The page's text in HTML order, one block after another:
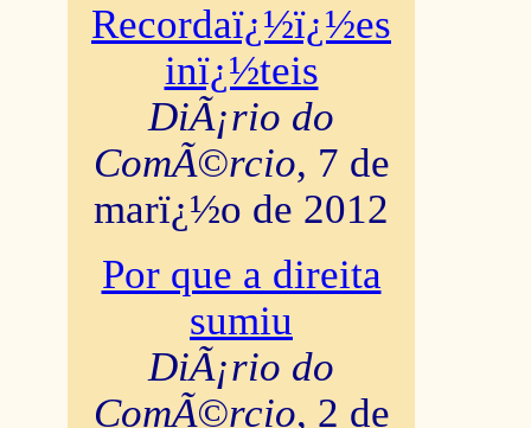
Recordaï¿½ï¿½es
inï¿½teis
DiÃ¡rio do
ComÃ©rcio, 7 de
marï¿½o de 2012
Por que a direita
sumiu
DiÃ¡rio do
ComÃ©rcio, 2 de